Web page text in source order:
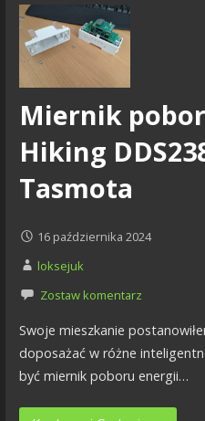
Miernik
Hiking
Tasmota
16 października 2024
loksejuk
Zostaw komentarz
Swoje mieszkanie
doposażać w różne
być miernik poboru energii…